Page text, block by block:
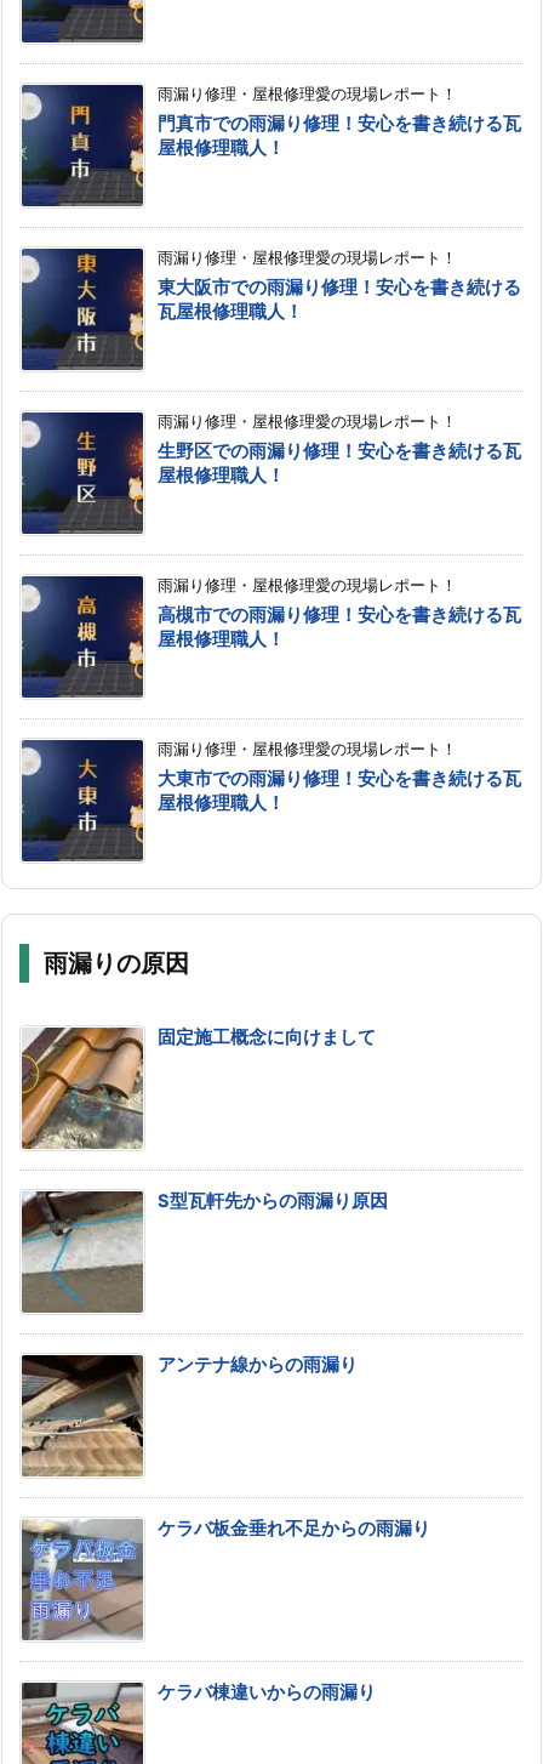
雨漏り修理・屋根修理愛の現場レポート！
門真市での雨漏り修理！安心を書き続ける瓦
屋根修理職人！
雨漏り修理・屋根修理愛の現場レポート！
東大阪市での雨漏り修理！安心を書き続ける
瓦屋根修理職人！
雨漏り修理・屋根修理愛の現場レポート！
生野区での雨漏り修理！安心を書き続ける瓦
屋根修理職人！
雨漏り修理・屋根修理愛の現場レポート！
高槻市での雨漏り修理！安心を書き続ける瓦
屋根修理職人！
雨漏り修理・屋根修理愛の現場レポート！
大東市での雨漏り修理！安心を書き続ける瓦
屋根修理職人！
雨漏りの原因
固定施工概念に向けまして
S型瓦軒先からの雨漏り原因
アンテナ線からの雨漏り
ケラバ板金垂れ不足からの雨漏り
ケラバ棟違いからの雨漏り